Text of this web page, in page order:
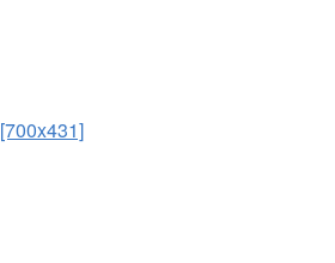
[700x431]